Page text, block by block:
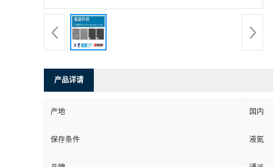
产品详请
产地 国内
保存条件 液氮